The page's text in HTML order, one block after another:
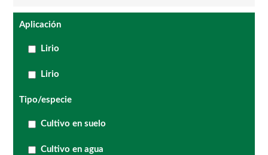
Aplicación
Lirio
Lirio
Tipo/especie
Cultivo en suelo
Cultivo en agua